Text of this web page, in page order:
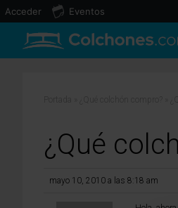
¿Qué
mayo 10, 2010 a las 8:18 am
Acceder Eventos